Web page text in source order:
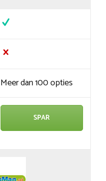
Meer dan 100 opties
SPAR